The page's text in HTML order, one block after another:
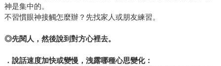
神是集中的。
不習慣眼神接觸怎麼辦？先找家人或朋友練習。
◎先閱人，然後說到對方心裡去。
．說話速度加快或變慢，洩露哪種心思變化：